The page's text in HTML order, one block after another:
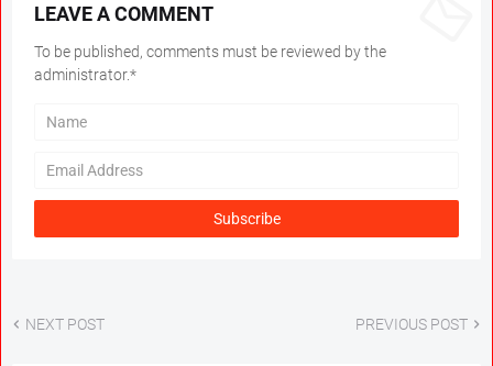
LEAVE A COMMENT
To be published, comments must be reviewed by the
administrator.*
NEXT POST PREVIOUS POST